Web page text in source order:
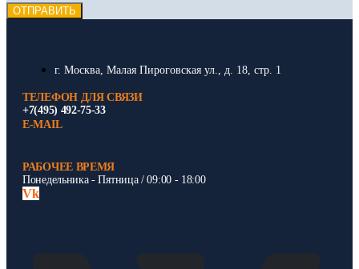
ОТПРАВИТЬ
г. Москва, Малая Пироговская ул., д. 18, стр. 1
ТЕЛЕФОН ДЛЯ СВЯЗИ
+7(495) 492-75-33
E-MAIL
РАБОЧЕЕ ВРЕМЯ
Понедельника - Пятница / 09:00 - 18:00
Vk